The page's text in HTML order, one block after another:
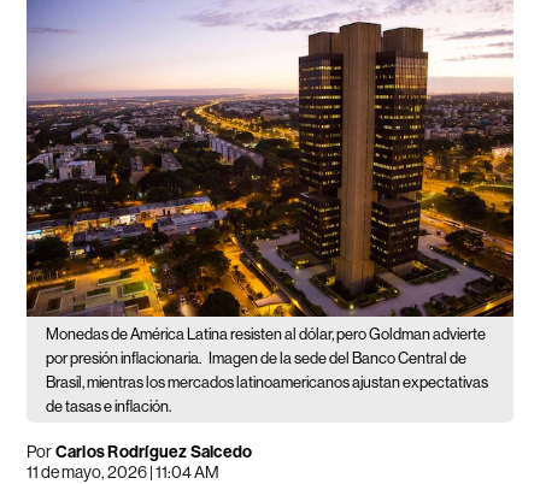
Monedas de América Latina resisten al dólar, pero Goldman advierte
por presión inflacionaria. Imagen de la sede del Banco Central de
Brasil, mientras los mercados latinoamericanos ajustan expectativas
de tasas e inflación.
PorCarlos Rodríguez Salcedo
11 de mayo, 2026 | 11:04 AM